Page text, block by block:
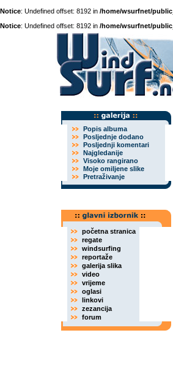
Notice: Undefined offset: 8192 in /home/wsurfnet/
Notice: Undefined offset: 8192 in /home/wsurfnet/
Popis albuma
Posljednje dodano
Posljednji komentari
Najgledanije
Visoko rangirano
Moje omiljene slike
Pretraživanje
početna stranica
regate
windsurfing
reportaže
galerija slika
video
vrijeme
oglasi
linkovi
zezancija
forum